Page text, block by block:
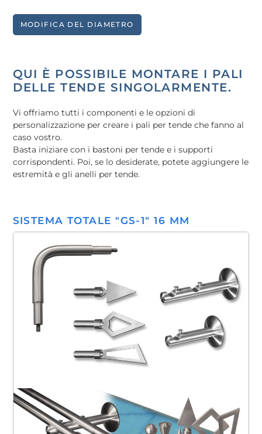
MODIFICA DEL DIAMETRO
QUI È POSSIBILE MONTARE I PALI
DELLE TENDE SINGOLARMENTE.
Vi offriamo tutti i componenti e le opzioni di
personalizzazione per creare i pali per tende che fanno al
caso vostro.
Basta iniziare con i bastoni per tende e i supporti
corrispondenti. Poi, se lo desiderate, potete aggiungere le
estremità e gli anelli per tende.
SISTEMA TOTALE "GS-1" 16 MM